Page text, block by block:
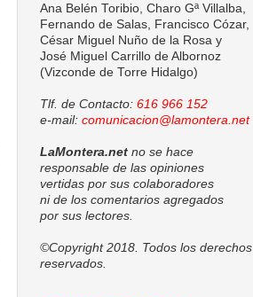
Ana Belén Toribio, Charo Gª Villalba,
Fernando de Salas, Francisco Cózar,
César Miguel Nuño de la Rosa y
José Miguel Carrillo de Albornoz
(Vizconde de Torre Hidalgo)
Tlf. de Contacto: 616 966 152
e-mail: comunicacion@lamontera.net
LaMontera.net no se hace
responsable de las opiniones
vertidas por sus colaboradores
ni de los comentarios agregados
por sus lectores.
©Copyright 2018. Todos los derechos
reservados.